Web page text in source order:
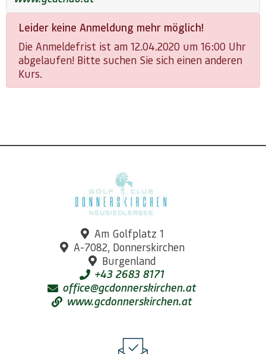
Leider keine Anmeldung mehr möglich!
Die Anmeldefrist ist am 12.04.2020 um 16:00 Uhr
abgelaufen! Bitte suchen Sie sich einen anderen
Kurs.
Am Golfplatz 1
A-7082, Donnerskirchen
Burgenland
+43 2683 8171
office@gcdonnerskirchen.at
www.gcdonnerskirchen.at